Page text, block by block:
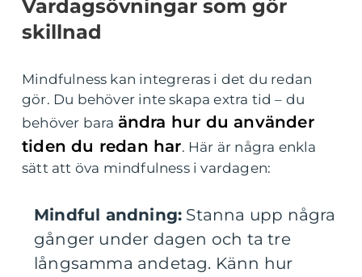
Vardagsövningar som gör
skillnad
Mindfulness kan integreras i det du redan
gör. Du behöver inte skapa extra tid – du
behöver bara ändra hur du använder
tiden du redan har. Här är några enkla
sätt att öva mindfulness i vardagen:
Mindful andning: Stanna upp några
gånger under dagen och ta tre
långsamma andetag. Känn hur